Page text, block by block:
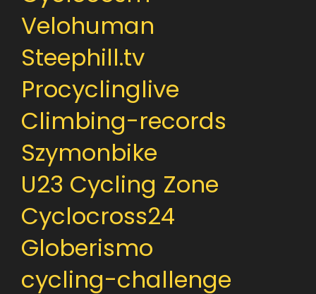
Velohuman
Steephill.tv
Procyclinglive
Climbing-records
Szymonbike
U23 Cycling Zone
Cyclocross24
Globerismo
cycling-challenge